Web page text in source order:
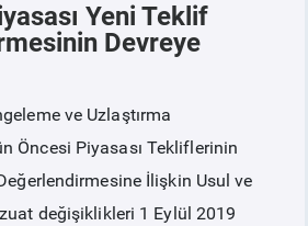
Yeni Teklif
Devreye
ve Uzlaştırma
Öncesi Piyasası Tekliflerinin
İlişkin Usul ve
değişiklikleri 1 Eylül 2019